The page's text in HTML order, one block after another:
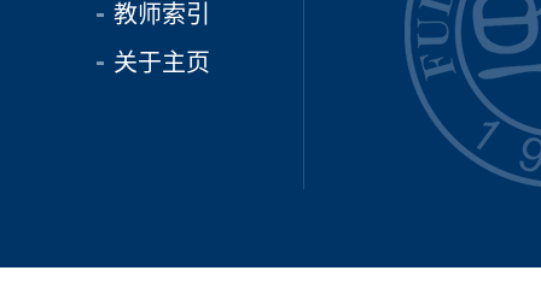
教师索引
关于主页